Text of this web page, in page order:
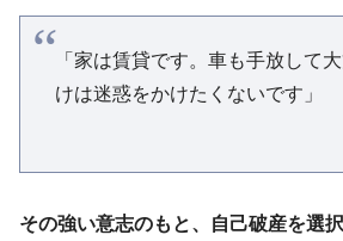
「家は賃貸です。車も手放して
けは迷惑をかけたくないです」
その強い意志のもと、自己破産を選択